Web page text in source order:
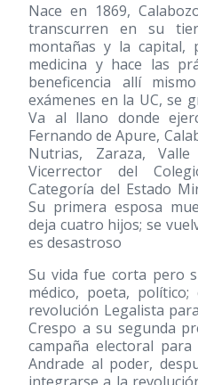
Nace en 1869,
transcurren en su
montañas y la capital,
medicina y hace las
beneficencia allí
exámenes en la UC, se
Va al llano donde
Fernando de Apure,
Nutrias, Zaraza,
Vicerrector del
Categoría del Estado
Su primera esposa
deja cuatro hijos; se
es desastroso
Su vida fue corta pero
médico, poeta,
revolución Legalista
Crespo a su segunda
campaña electoral
Andrade al poder,